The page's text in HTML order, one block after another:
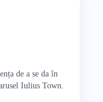
de a se da în
Iulius Town.